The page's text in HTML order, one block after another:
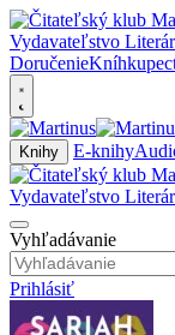
Doručenie
Knihy E-knihy
Vyhľadávanie
Prihlásiť